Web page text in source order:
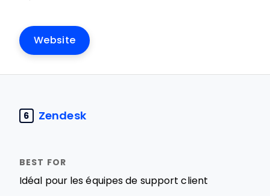
Website
6 Zendesk
Idéal pour les équipes de support client